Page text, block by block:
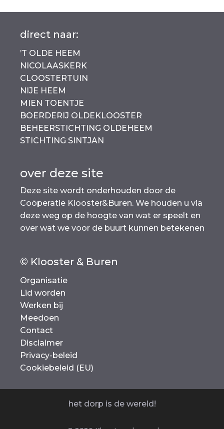
c
b
o
o
k
ai a p
direct naar:
’T OLDE HEEM
NICOLAASKERK
CLOOSTERTUIN
NIJE HEEM
MIEN TOENTJE
BOERDERIJ OLDEKLOOSTER
BEHEERSTICHTING OLDEHEEM
STICHTING SINTJAN
over deze site
Deze site wordt onderhouden door de
Coöperatie Klooster&Buren. We houden u via
deze weg op de hoogte van wat er speelt en
over wat we voor de buurt kunnen betekenen
© Klooster & Buren
Organisatie
Lid worden
Werken bij
Meedoen
Contact
Disclaimer
Privacy-beleid
Cookiebeleid (EU)
het dorp is de wereld!